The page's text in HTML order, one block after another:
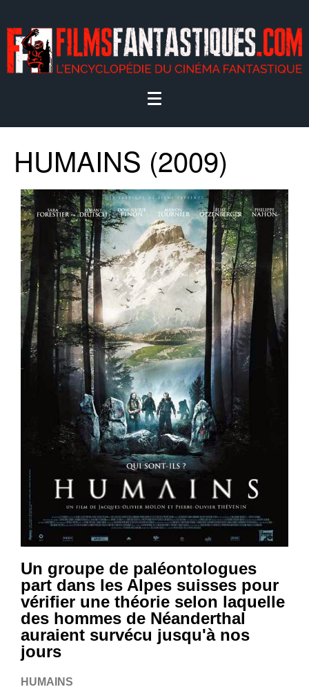
HUMAINS (2009)
Un groupe de paléontologues
part dans les Alpes suisses pour
vérifier une théorie selon laquelle
des hommes de Néanderthal
auraient survécu jusqu'à nos
jours
HUMAINS